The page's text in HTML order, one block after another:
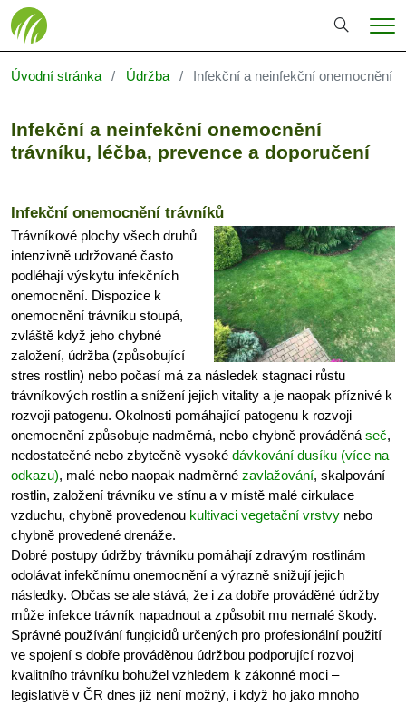
Hledání
Úvodní stránka Údržba Infekční a neinfekční onemocnění
Infekční a neinfekční onemocnění
trávníku, léčba, prevence a doporučení
Infekční onemocnění trávníků
Trávníkové plochy všech druhů
intenzivně udržované často
podléhají výskytu infekčních
onemocnění. Dispozice k
onemocnění trávníku stoupá,
zvláště když jeho chybné
založení, údržba (způsobující
stres rostlin) nebo počasí má za následek stagnaci růstu
trávníkových rostlin a snížení jejich vitality a je naopak příznivé k
rozvoji patogenu. Okolnosti pomáhající patogenu k rozvoji
onemocnění způsobuje nadměrná, nebo chybně prováděná seč,
nedostatečné nebo zbytečně vysoké dávkování dusíku (více na
odkazu), malé nebo naopak nadměrné zavlažování, skalpování
rostlin, založení trávníku ve stínu a v místě malé cirkulace
vzduchu, chybně provedenou kultivaci vegetační vrstvy nebo
chybně provedené drenáže.
Dobré postupy údržby trávníku pomáhají zdravým rostlinám
odolávat infekčnímu onemocnění a výrazně snižují jejich
následky. Občas se ale stává, že i za dobře prováděné údržby
může infekce trávník napadnout a způsobit mu nemalé škody.
Správné používání fungicidů určených pro profesionální použití
ve spojení s dobře prováděnou údržbou podporující rozvoj
kvalitního trávníku bohužel vzhledem k zákonné moci –
legislativě v ČR dnes již není možný, i když ho jako mnoho